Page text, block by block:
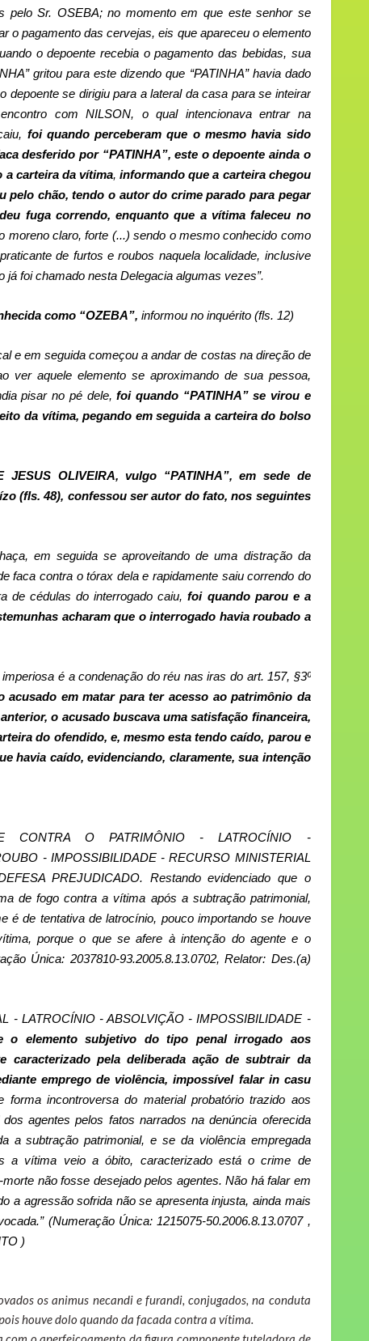
pelo Sr. OSEBA; no momento em que este senhor se
o pagamento das cervejas, eis que apareceu o elemento
o depoente recebia o pagamento das bebidas, sua
gritou para este dizendo que “PATINHA” havia dado
depoente se dirigiu para a lateral da casa para se inteirar
com NILSON, o qual intencionava entrar na
foi quando perceberam que o mesmo havia sido
desferido por “PATINHA”, este o depoente ainda o
a carteira da vítima,informando que a carteira chegou
pelo chão, tendo o autor do crime parado para pegar
fuga correndo, enquanto que a vítima faleceu no
moreno claro, forte (...) sendo o mesmo conhecido como
de furtos e roubos naquela localidade, inclusive
já foi chamado nesta Delegacia algumas vezes”.
como “OZEBA”, informou no inquérito (fls. 12)
e em seguida começou a andar de costas na direção de
ver aquele elemento se aproximando de sua pessoa,
pisar no pé dele,foi quando “PATINHA” se virou e
da vítima, pegando em seguida a carteira do bolso
OLIVEIRA, vulgo “PATINHA”, em sede de
(fls. 48), confessou ser autor do fato, nos seguintes
em seguida se aproveitando de uma distração da
faca contra o tórax dela e rapidamente saiu correndo do
de cédulas do interrogado caiu,foi quando parou e a
acharam que o interrogado havia roubado a
é a condenação do réu nas iras do art. 157, §3º
acusado em matar para ter acesso ao patrimônio da
o acusado buscava uma satisfação financeira,
do ofendido, e, mesmo esta tendo caído, parou e
havia caído, evidenciando, claramente, sua intenção
CONTRA O PATRIMÔNIO - LATROCÍNIO -
- IMPOSSIBILIDADE - RECURSO MINISTERIAL
PREJUDICADO. Restando evidenciado que o
de fogo contra a vítima após a subtração patrimonial,
é de tentativa de latrocínio, pouco importando se houve
porque o que se afere à intenção do agente e o
Única: 2037810-93.2005.8.13.0702, Relator: Des.(a)
- LATROCÍNIO - ABSOLVIÇÃO - IMPOSSIBILIDADE -
o elemento subjetivo do tipo penal irrogado aos
caracterizado pela deliberada ação de subtrair da
emprego de violência, impossível falar in casu
forma incontroversa do material probatório trazido aos
agentes pelos fatos narrados na denúncia oferecida
a subtração patrimonial, e se da violência empregada
a vítima veio a óbito, caracterizado está o crime de
não fosse desejado pelos agentes. Não há falar em
a agressão sofrida não se apresenta injusta, ainda mais
(Numeração Única: 1215075-50.2006.8.13.0707 ,
)
os animus necandi e furandi, conjugados, na conduta
houve dolo quando da facada contra a vítima.